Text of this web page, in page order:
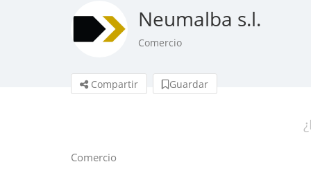
Neumalba s.l.
Comercio
Compartir Guardar
Comercio